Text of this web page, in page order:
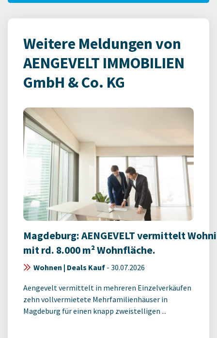
Weitere Meldungen von
AENGEVELT IMMOBILIEN
GmbH & Co. KG
Magdeburg: AENGEVELT vermittelt
mit rd. 8.000 m² Wohnfläche.
Wohnen | Deals Kauf - 30.07.2026
Aengevelt vermittelt in mehreren Einzelverkäufen
zehn vollvermietete Mehrfamilienhäuser in
Magdeburg für einen knapp zweistelligen ...